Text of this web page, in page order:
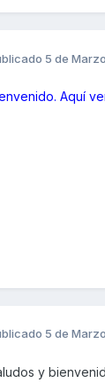
5 de
Aquí
5 de
y